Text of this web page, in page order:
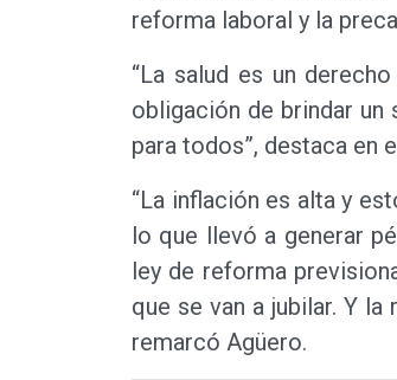
reforma laboral y la
“La salud es un
obligación de brindar un
para todos”, destaca en
“La inflación es alta y
lo que llevó a generar
ley de reforma
que se van a jubilar. Y
remarcó Agüero.